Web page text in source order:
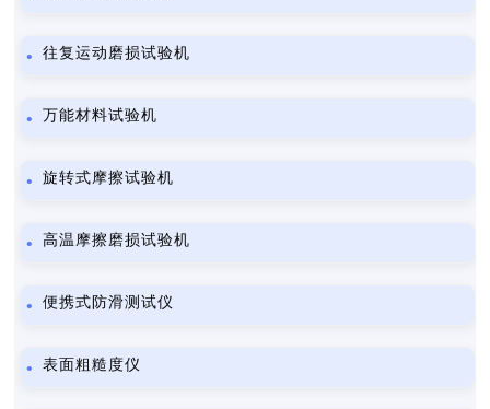
往复运动磨损试验机
万能材料试验机
旋转式摩擦试验机
高温摩擦磨损试验机
便携式防滑测试仪
表面粗糙度仪